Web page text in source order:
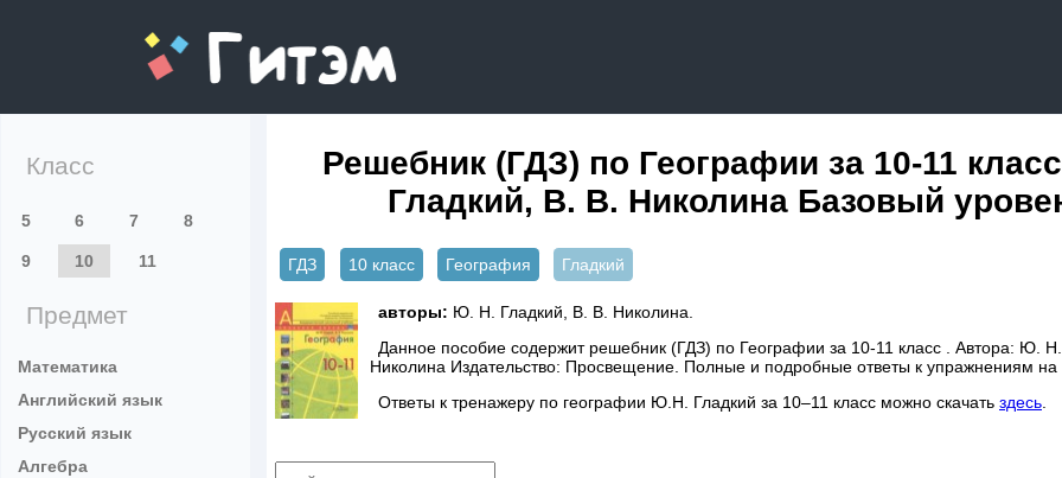
gitem.me
Класс
5 6 7 8
9 10 11
Предмет
Математика
Английский язык
Русский язык
Алгебра
Решебник (ГДЗ) по Географии за 10‐11
Гладкий, В. В. Николина Базовый
ГДЗ 10 класс География Гладкий
авторы: Ю. Н. Гладкий, В. В. Николина.
Данное пособие содержит решебник (ГДЗ) по Географии за 10‐11 класс . Автора: Ю.
Николина Издательство: Просвещение. Полные и подробные ответы к упражнениям на
Ответы к тренажеру по географии Ю.Н. Гладкий за 10–11 класс можно скачать здесь.